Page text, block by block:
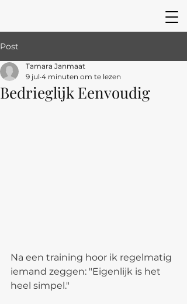
Post
Bedrieglijk Eenvoudig
Tamara Janmaat
9 jul 4 minuten om te lezen
Na een training hoor ik regelmatig
iemand zeggen: "Eigenlijk is het
heel simpel."